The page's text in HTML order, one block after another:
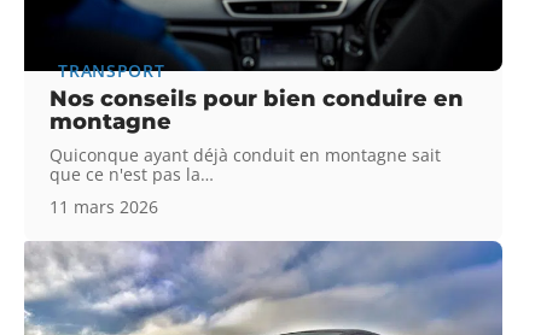
TRANSPORT
Nos conseils pour bien conduire en
montagne
Quiconque ayant déjà conduit en montagne sait
que ce n'est pas la…
11 mars 2026